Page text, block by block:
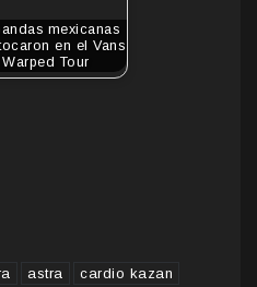
mexicanas
en el Vans
Warped Tour
astra
cardio kazan